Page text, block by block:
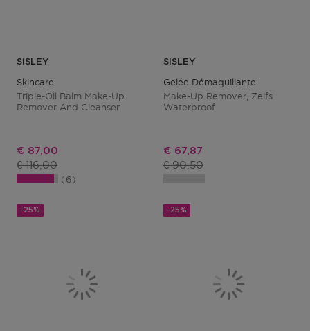
SISLEY
Skincare
Triple-Oil Balm Make-Up
Remover And Cleanser
Kortingsprijs
€ 87,00
Productprijs
€ 116,00
6
SISLEY
Gelée Démaquillante
Make-Up Remover, Zelfs
Waterproof
Kortingsprijs
€ 67,87
Productprijs
€ 90,50
-25% -25%